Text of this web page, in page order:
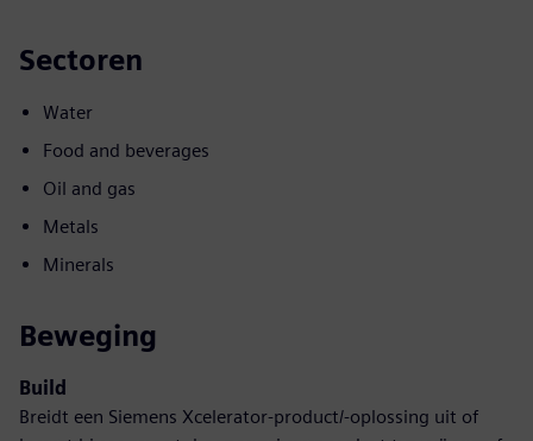
Sectoren
Water
Food and beverages
Oil and gas
Metals
Minerals
Beweging
Build
Breidt een Siemens Xcelerator-product/-oplossing uit of